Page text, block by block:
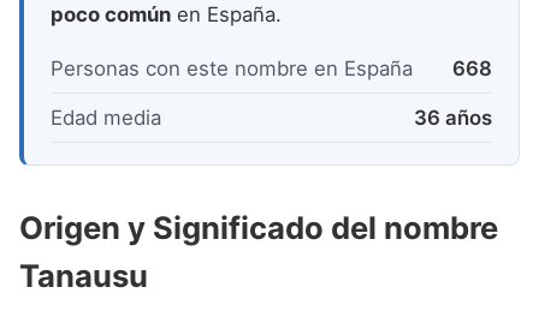
Nombres de niño que empiezan por Y
Nombres de niño que empiezan por Z
poco común en España.
Personas con este nombre en España 668
Edad media 36 años
Origen y Significado del nombre
Tanausu